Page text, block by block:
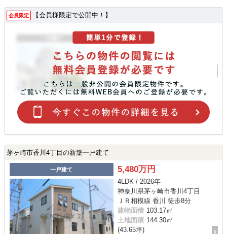
会員限定 【会員様限定で公開中！】
茅ヶ崎市香川4丁目の新築一戸建て
一戸建て 5,480万円
4LDK / 2026年
神奈川県茅ヶ崎市香川4丁目
ＪＲ相模線 香川 徒歩8分
建物面積 103.17㎡
土地面積 144.30㎡
(43.65坪)